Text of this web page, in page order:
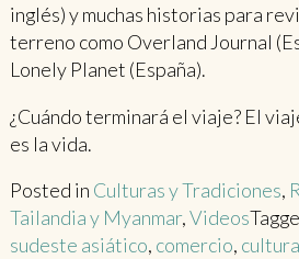
inglés) y muchas historias para
terreno como Overland Journal
Lonely Planet (España).
¿Cuándo terminará el viaje? El
es la vida.
Posted in Culturas y Tradiciones,
Tailandia y Myanmar,Videos
sudeste asiático, comercio, cultura